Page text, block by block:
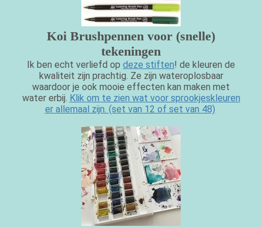
Koi Brushpennen voor (snelle)
tekeningen
Ik ben echt verliefd op deze stiften! de kleuren de
kwaliteit zijn prachtig. Ze zijn wateroplosbaar
waardoor je ook mooie effecten kan maken met
water erbij. Klik om te zien wat voor sprookjeskleuren
er allemaal zijn. (set van 12 of set van 48)